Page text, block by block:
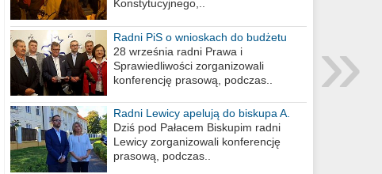
Konstytucyjnego,..
Radni PiS o wnioskach do budżetu
miasta na 2021 rok
28 września radni Prawa i
Sprawiedliwości zorganizowali
konferencję prasową, podczas..
Radni Lewicy apelują do biskupa A.
Wiesława Meringa
Dziś pod Pałacem Biskupim radni
Lewicy zorganizowali konferencję
prasową, podczas..
»